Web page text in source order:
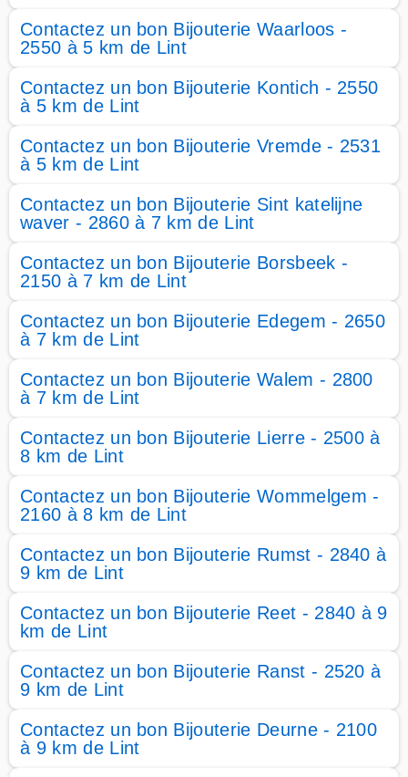
Contactez un bon Bijouterie Waarloos -
2550 à 5 km de Lint
Contactez un bon Bijouterie Kontich - 2550
à 5 km de Lint
Contactez un bon Bijouterie Vremde - 2531
à 5 km de Lint
Contactez un bon Bijouterie Sint katelijne
waver - 2860 à 7 km de Lint
Contactez un bon Bijouterie Borsbeek -
2150 à 7 km de Lint
Contactez un bon Bijouterie Edegem - 2650
à 7 km de Lint
Contactez un bon Bijouterie Walem - 2800
à 7 km de Lint
Contactez un bon Bijouterie Lierre - 2500 à
8 km de Lint
Contactez un bon Bijouterie Wommelgem -
2160 à 8 km de Lint
Contactez un bon Bijouterie Rumst - 2840 à
9 km de Lint
Contactez un bon Bijouterie Reet - 2840 à 9
km de Lint
Contactez un bon Bijouterie Ranst - 2520 à
9 km de Lint
Contactez un bon Bijouterie Deurne - 2100
à 9 km de Lint